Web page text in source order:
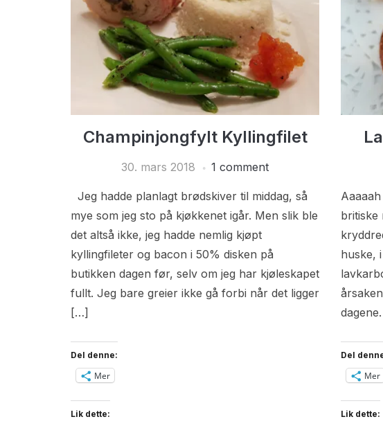
Champinjongfylt Kyllingfilet
30. mars 2018 1 comment
Jeg hadde planlagt brødskiver til middag, så
mye som jeg sto på kjøkkenet igår. Men slik ble
det altså ikke, jeg hadde nemlig kjøpt
kyllingfileter og bacon i 50% disken på
butikken dagen før, selv om jeg har kjøleskapet
fullt. Jeg bare greier ikke gå forbi når det ligger
[…]
Del denne:
Mer
Lik dette:
britiske
huske,
Del
Mer
Lik dette: